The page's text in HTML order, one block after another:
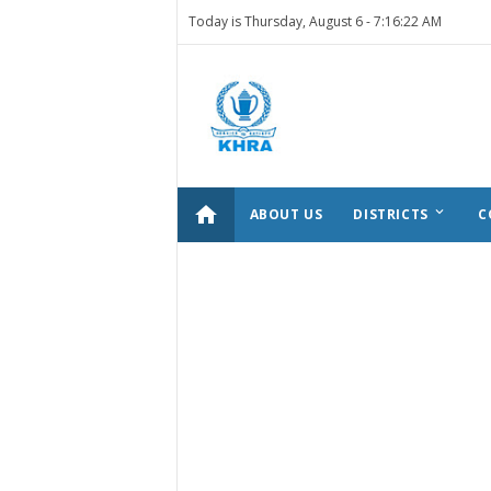
Today is Thursday, August 6 -7:16:22 AM
home ABOUT US DISTRICTS keyboard_arrow_down